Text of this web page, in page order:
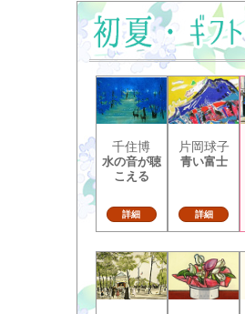
千住博
水の音が聴
こえる
詳細
片岡球子
青い富士
詳細